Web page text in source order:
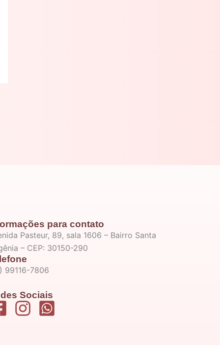
para contato
Pasteur, 89, sala 1606 – Bairro Santa
– CEP: 30150-290
99116-7806
Sociais